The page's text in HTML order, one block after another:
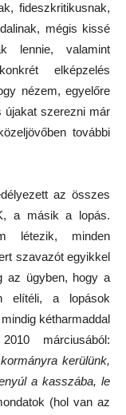
fideszkritikusnak,
mégis kissé
lennie, valamint
elképzelés
nézem, egyelőre
újakat szerezni már
további
az összes
a másik a lopás.
létezik, minden
szavazót egyikkel
az ügyben, hogy a
elítéli, a lopások
kétharmaddal
márciusából:
kerülünk,
a kasszába, le
(hol van az